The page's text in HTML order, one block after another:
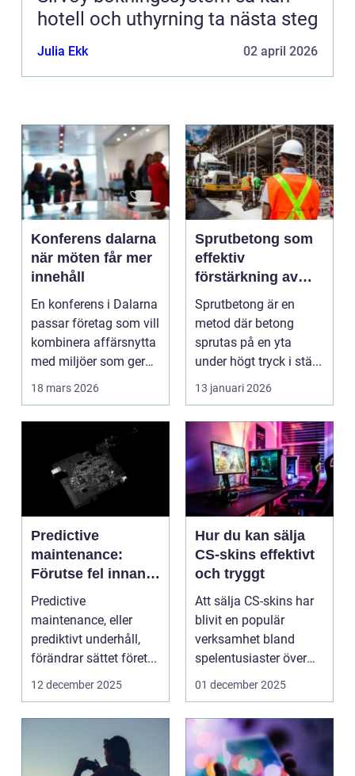
hotell och uthyrning ta nästa steg
Julia Ekk 02 april 2026
Konferens dalarna
när möten får mer
innehåll
En konferens i Dalarna
passar företag som vill
kombinera affärsnytta
med miljöer som ger
lugn, fokus...
18 mars 2026
Sprutbetong som
effektiv
förstärkning av
berg och betong
Sprutbetong är en
metod där betong
sprutas på en yta
under högt tryck i stä...
13 januari 2026
Predictive
maintenance:
Förutse fel innan
de uppstår med
hjälp av sensorer
Predictive
maintenance, eller
prediktivt underhåll,
förändrar sättet föret...
12 december 2025
Hur du kan sälja
CS-skins effektivt
och tryggt
Att sälja CS-skins har
blivit en populär
verksamhet bland
spelentusiaster över
hela v...
01 december 2025